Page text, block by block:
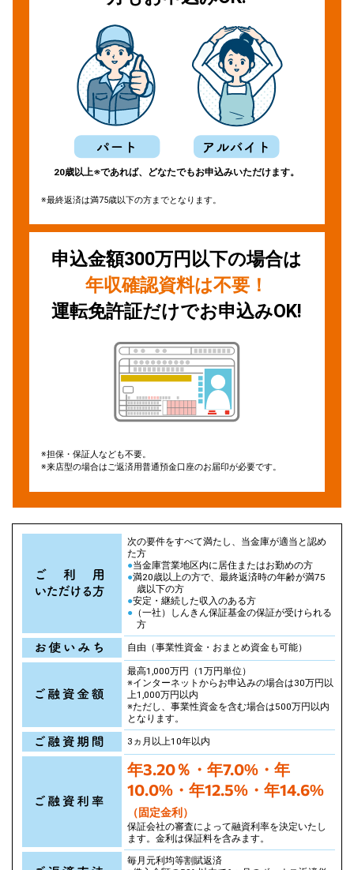
20歳以上※であれば、どなたでもお申込みいただけます。
※最終返済は満75歳以下の方までとなります。
申込金額300万円以下の場合は
年収確認資料は不要！
運転免許証だけでお申込みOK!
※担保・保証人なども不要。
※来店型の場合はご返済用普通預金口座のお届印が必要です。
次の要件をすべて満たし、当金庫が適当と認め
た方
●当金庫営業地区内に居住またはお勤めの方
●満20歳以上の方で、最終返済時の年齢が満75
歳以下の方
●安定・継続した収入のある方
●（一社）しんきん保証基金の保証が受けられる
方
自由（事業性資金・おまとめ資金も可能）
最高1,000万円（1万円単位）
※インターネットからお申込みの場合は30万円以
上1,000万円以内
※ただし、事業性資金を含む場合は500万円以内
となります。
3ヵ月以上10年以内
年3.20％・年7.0%・ 年
10.0%・年12.5%・ 年14.6%
（固定金利）
保証会社の審査によって融資利率を決定いたし
ます。金利は保証料を含みます。
毎月元利均等割賦返済